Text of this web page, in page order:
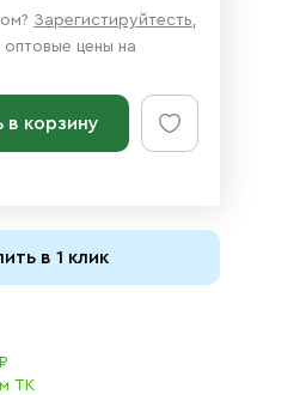
Зарегистируйтесть,
цены на
в корзину
в 1 клик
ТК